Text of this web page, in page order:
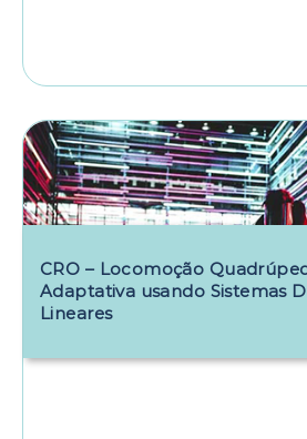
CRO – Locomoção
Adaptativa usando Sistemas
Lineares